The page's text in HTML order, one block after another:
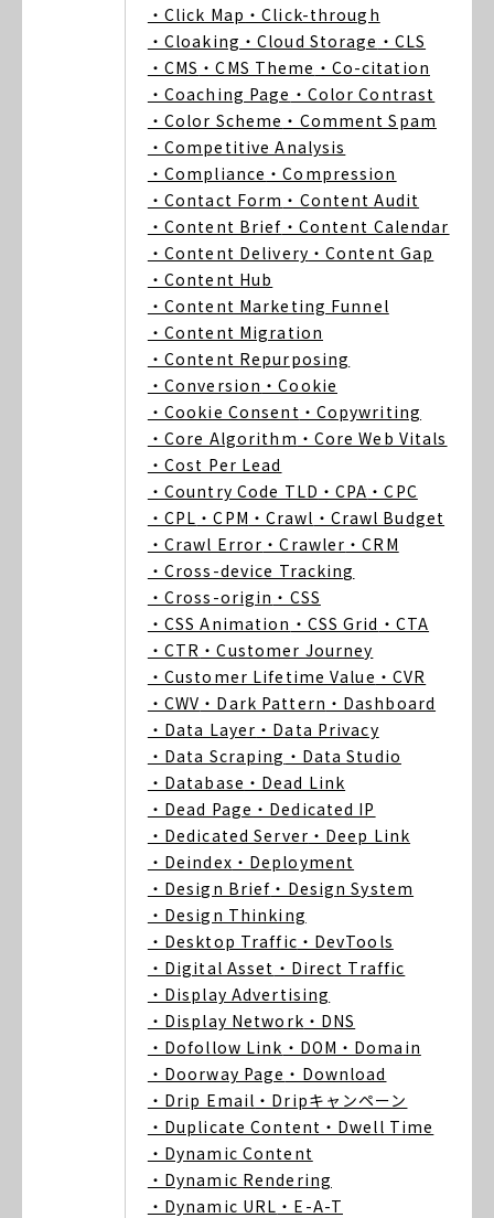
・Click Map ・Click-through
・Cloaking ・Cloud Storage ・CLS
・CMS ・CMS Theme ・Co-citation
・Coaching Page ・Color Contrast
・Color Scheme ・Comment Spam
・Competitive Analysis
・Compliance ・Compression
・Contact Form ・Content Audit
・Content Brief ・Content Calendar
・Content Delivery ・Content Gap
・Content Hub
・Content Marketing Funnel
・Content Migration
・Content Repurposing
・Conversion ・Cookie
・Cookie Consent ・Copywriting
・Core Algorithm ・Core Web Vitals
・Cost Per Lead
・Country Code TLD ・CPA ・CPC
・CPL ・CPM ・Crawl ・Crawl Budget
・Crawl Error ・Crawler ・CRM
・Cross-device Tracking
・Cross-origin ・CSS
・CSS Animation ・CSS Grid ・CTA
・CTR ・Customer Journey
・Customer Lifetime Value ・CVR
・CWV ・Dark Pattern ・Dashboard
・Data Layer ・Data Privacy
・Data Scraping ・Data Studio
・Database ・Dead Link
・Dead Page ・Dedicated IP
・Dedicated Server ・Deep Link
・Deindex ・Deployment
・Design Brief ・Design System
・Design Thinking
・Desktop Traffic ・DevTools
・Digital Asset ・Direct Traffic
・Display Advertising
・Display Network ・DNS
・Dofollow Link ・DOM ・Domain
・Doorway Page ・Download
・Drip Email ・Dripキャンペーン
・Duplicate Content ・Dwell Time
・Dynamic Content
・Dynamic Rendering
・Dynamic URL ・E-A-T